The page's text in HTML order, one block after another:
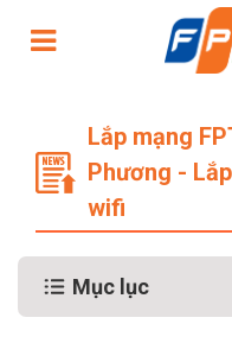
Lắp mạng
Phương -
wifi
Mục lục